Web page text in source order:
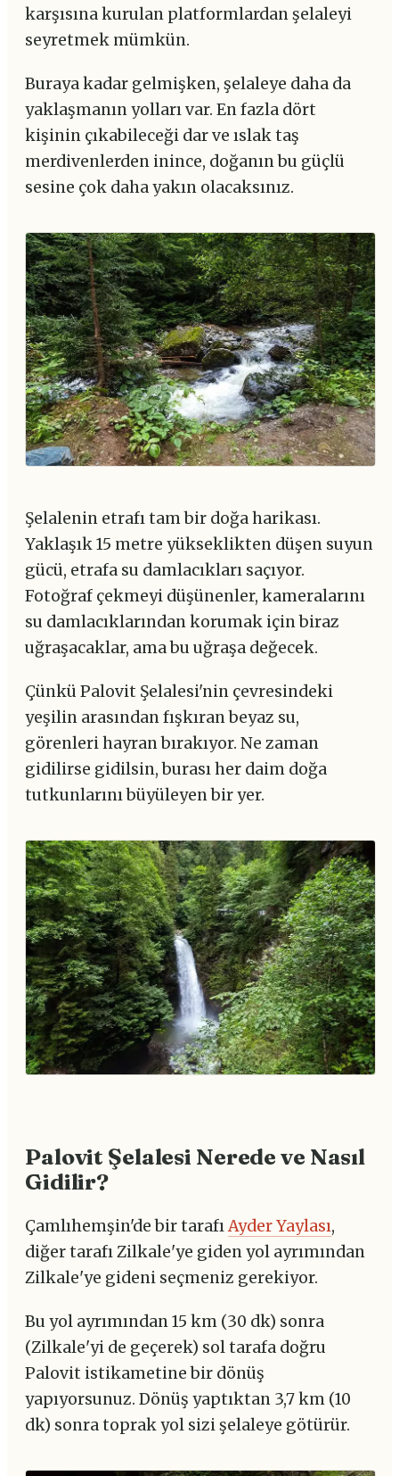
karşısına kurulan platformlardan şelaleyi
seyretmek mümkün.
Buraya kadar gelmişken, şelaleye daha da
yaklaşmanın yolları var. En fazla dört
kişinin çıkabileceği dar ve ıslak taş
merdivenlerden inince, doğanın bu güçlü
sesine çok daha yakın olacaksınız.
Şelalenin etrafı tam bir doğa harikası.
Yaklaşık 15 metre yükseklikten düşen suyun
gücü, etrafa su damlacıkları saçıyor.
Fotoğraf çekmeyi düşünenler, kameralarını
su damlacıklarından korumak için biraz
uğraşacaklar, ama bu uğraşa değecek.
Çünkü Palovit Şelalesi'nin çevresindeki
yeşilin arasından fışkıran beyaz su,
görenleri hayran bırakıyor. Ne zaman
gidilirse gidilsin, burası her daim doğa
tutkunlarını büyüleyen bir yer.
Palovit Şelalesi Nerede ve Nasıl
Gidilir?
Çamlıhemşin'de bir tarafıAyder Yaylası,
diğer tarafı Zilkale'ye giden yol ayrımından
Zilkale'ye gideni seçmeniz gerekiyor.
Bu yol ayrımından 15 km (30 dk) sonra
(Zilkale'yi de geçerek) sol tarafa doğru
Palovit istikametine bir dönüş
yapıyorsunuz. Dönüş yaptıktan 3,7 km (10
dk) sonra toprak yol sizi şelaleye götürür.